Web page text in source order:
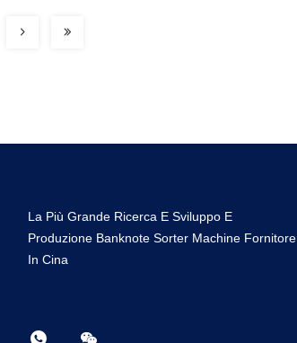
La Più Grande Ricerca E Sviluppo E
Produzione Banknote Sorter Machine Fornitore
In Cina